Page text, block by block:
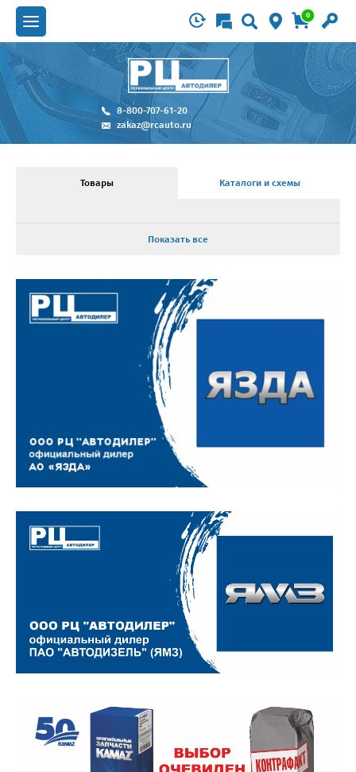
0
8-800-707-61-20
zakaz@rcauto.ru
Товары Каталоги и схемы
Показать все